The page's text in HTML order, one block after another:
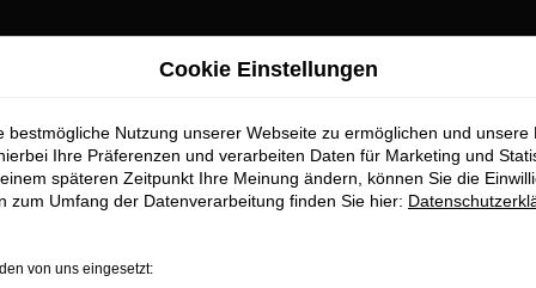
Angebote
im Autohaus Stiglmayr
Cookie Einstellungen
bestmögliche Nutzung unserer Webseite zu ermöglichen und unsere
Ihre Präferenzen und verarbeiten Daten für Marketing und
späteren Zeitpunkt Ihre Meinung ändern, können Sie die
zum Umfang der Datenverarbeitung finden Sie hier:
von uns eingesetzt: